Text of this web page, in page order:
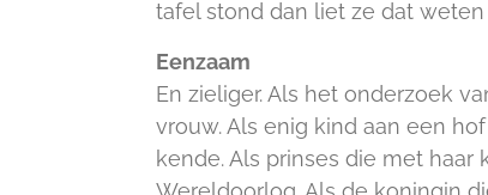
tafel stond dan liet ze dat
Eenzaam
En zieliger. Als het onderzoek
vrouw. Als enig kind aan een
kende. Als prinses die met